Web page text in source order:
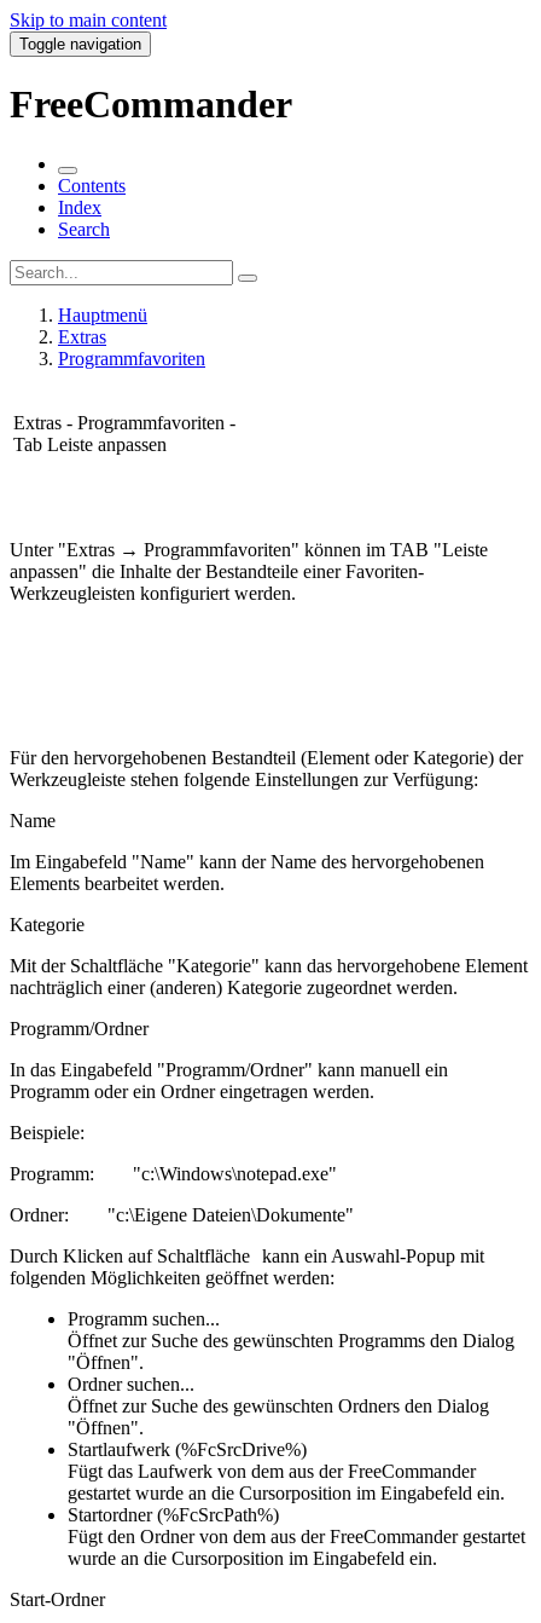
Skip to main content
Toggle navigation
FreeCommander
Contents
Index
Search
Hauptmenü
Extras
Programmfavoriten
Extras - Programmfavoriten -
Tab Leiste anpassen
Unter "Extras → Programmfavoriten" können im TAB "Leiste
anpassen" die Inhalte der Bestandteile einer Favoriten-
Werkzeugleisten konfiguriert werden.
Für den hervorgehobenen Bestandteil (Element oder Kategorie) der
Werkzeugleiste stehen folgende Einstellungen zur Verfügung:
Name
Im Eingabefeld "Name" kann der Name des hervorgehobenen
Elements bearbeitet werden.
Kategorie
Mit der Schaltfläche "Kategorie" kann das hervorgehobene Element
nachträglich einer (anderen) Kategorie zugeordnet werden.
Programm/Ordner
In das Eingabefeld "Programm/Ordner" kann manuell ein
Programm oder ein Ordner eingetragen werden.
Beispiele:
Programm:
"c:\Windows\notepad.exe"
Ordner:
"c:\Eigene Dateien\Dokumente"
Durch Klicken auf Schaltfläche kann ein Auswahl-Popup mit
folgenden Möglichkeiten geöffnet werden:
Programm suchen...
Öffnet zur Suche des gewünschten Programms den Dialog
"Öffnen".
Ordner suchen...
Öffnet zur Suche des gewünschten Ordners den Dialog
"Öffnen".
Startlaufwerk (%FcSrcDrive%)
Fügt das Laufwerk von dem aus der FreeCommander
gestartet wurde an die Cursorposition im Eingabefeld ein.
Startordner (%FcSrcPath%)
Fügt den Ordner von dem aus der FreeCommander gestartet
wurde an die Cursorposition im Eingabefeld ein.
Start-Ordner